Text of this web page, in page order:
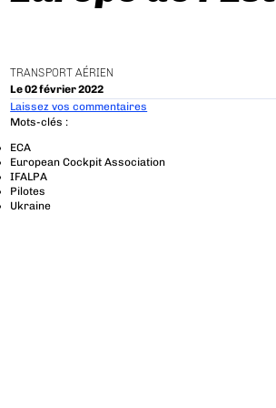
TRANSPORT AÉRIEN
Le 02 février 2022
Laissez vos commentaires
Mots-clés :
ECA
European Cockpit Association
IFALPA
Pilotes
Ukraine